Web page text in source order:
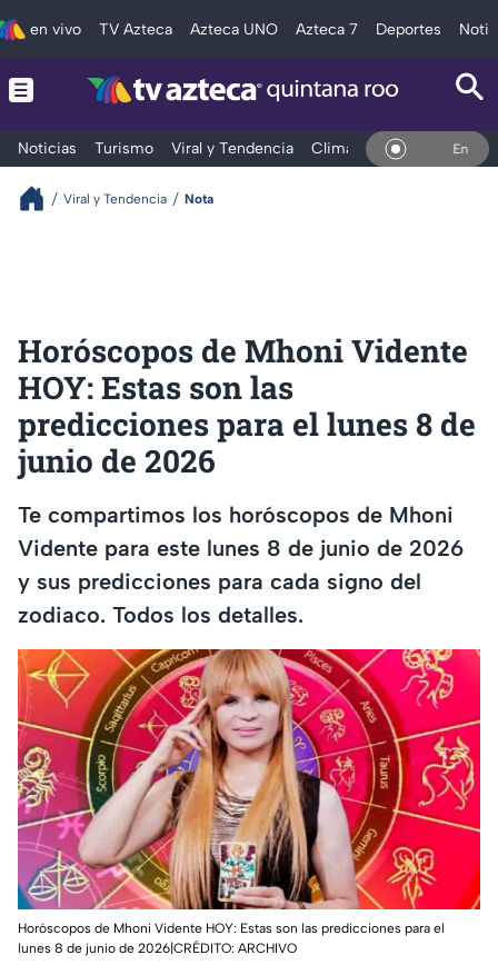
en vivo TV Azteca Azteca UNO Azteca 7 Deportes
Noticias Turismo Viral y Tendencia Clima Tráfico En Vivo
Viral y Tendencia Nota
Horóscopos de Mhoni Vidente
HOY: Estas son las
predicciones para el lunes 8 de
junio de 2026
Te compartimos los horóscopos de Mhoni
Vidente para este lunes 8 de junio de 2026
y sus predicciones para cada signo del
zodiaco. Todos los detalles.
Horóscopos de Mhoni Vidente HOY: Estas son las predicciones para el
lunes 8 de junio de 2026|CRÉDITO: ARCHIVO